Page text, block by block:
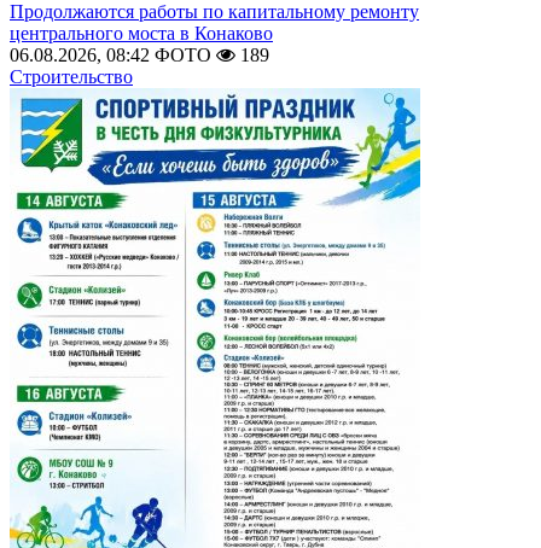
Продолжаются работы по капитальному ремонту
центрального моста в Конаково
06.08.2026, 08:42 ФОТО
189
Строительство